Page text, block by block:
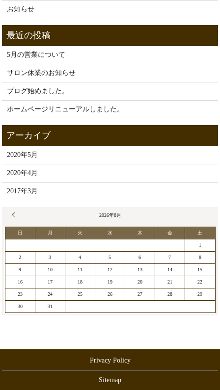
お知らせ
5月の営業について
サロン休業のお知らせ
ブログ始めました。
ホームページリニューアルしました。
2020年5月
2020年4月
2017年3月
2026年8月
日 月 火 水 木 金 土
1
2 3 4 5 6 7 8
9 10 11 12 13 14 15
16 17 18 19 20 21 22
23 24 25 26 27 28 29
30 31
Privacy Policy
Sitemap